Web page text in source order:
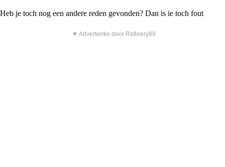
Heb je toch nog een andere reden gevonden? Dan is ie toch fout
▼ Advertentie door Refinery89